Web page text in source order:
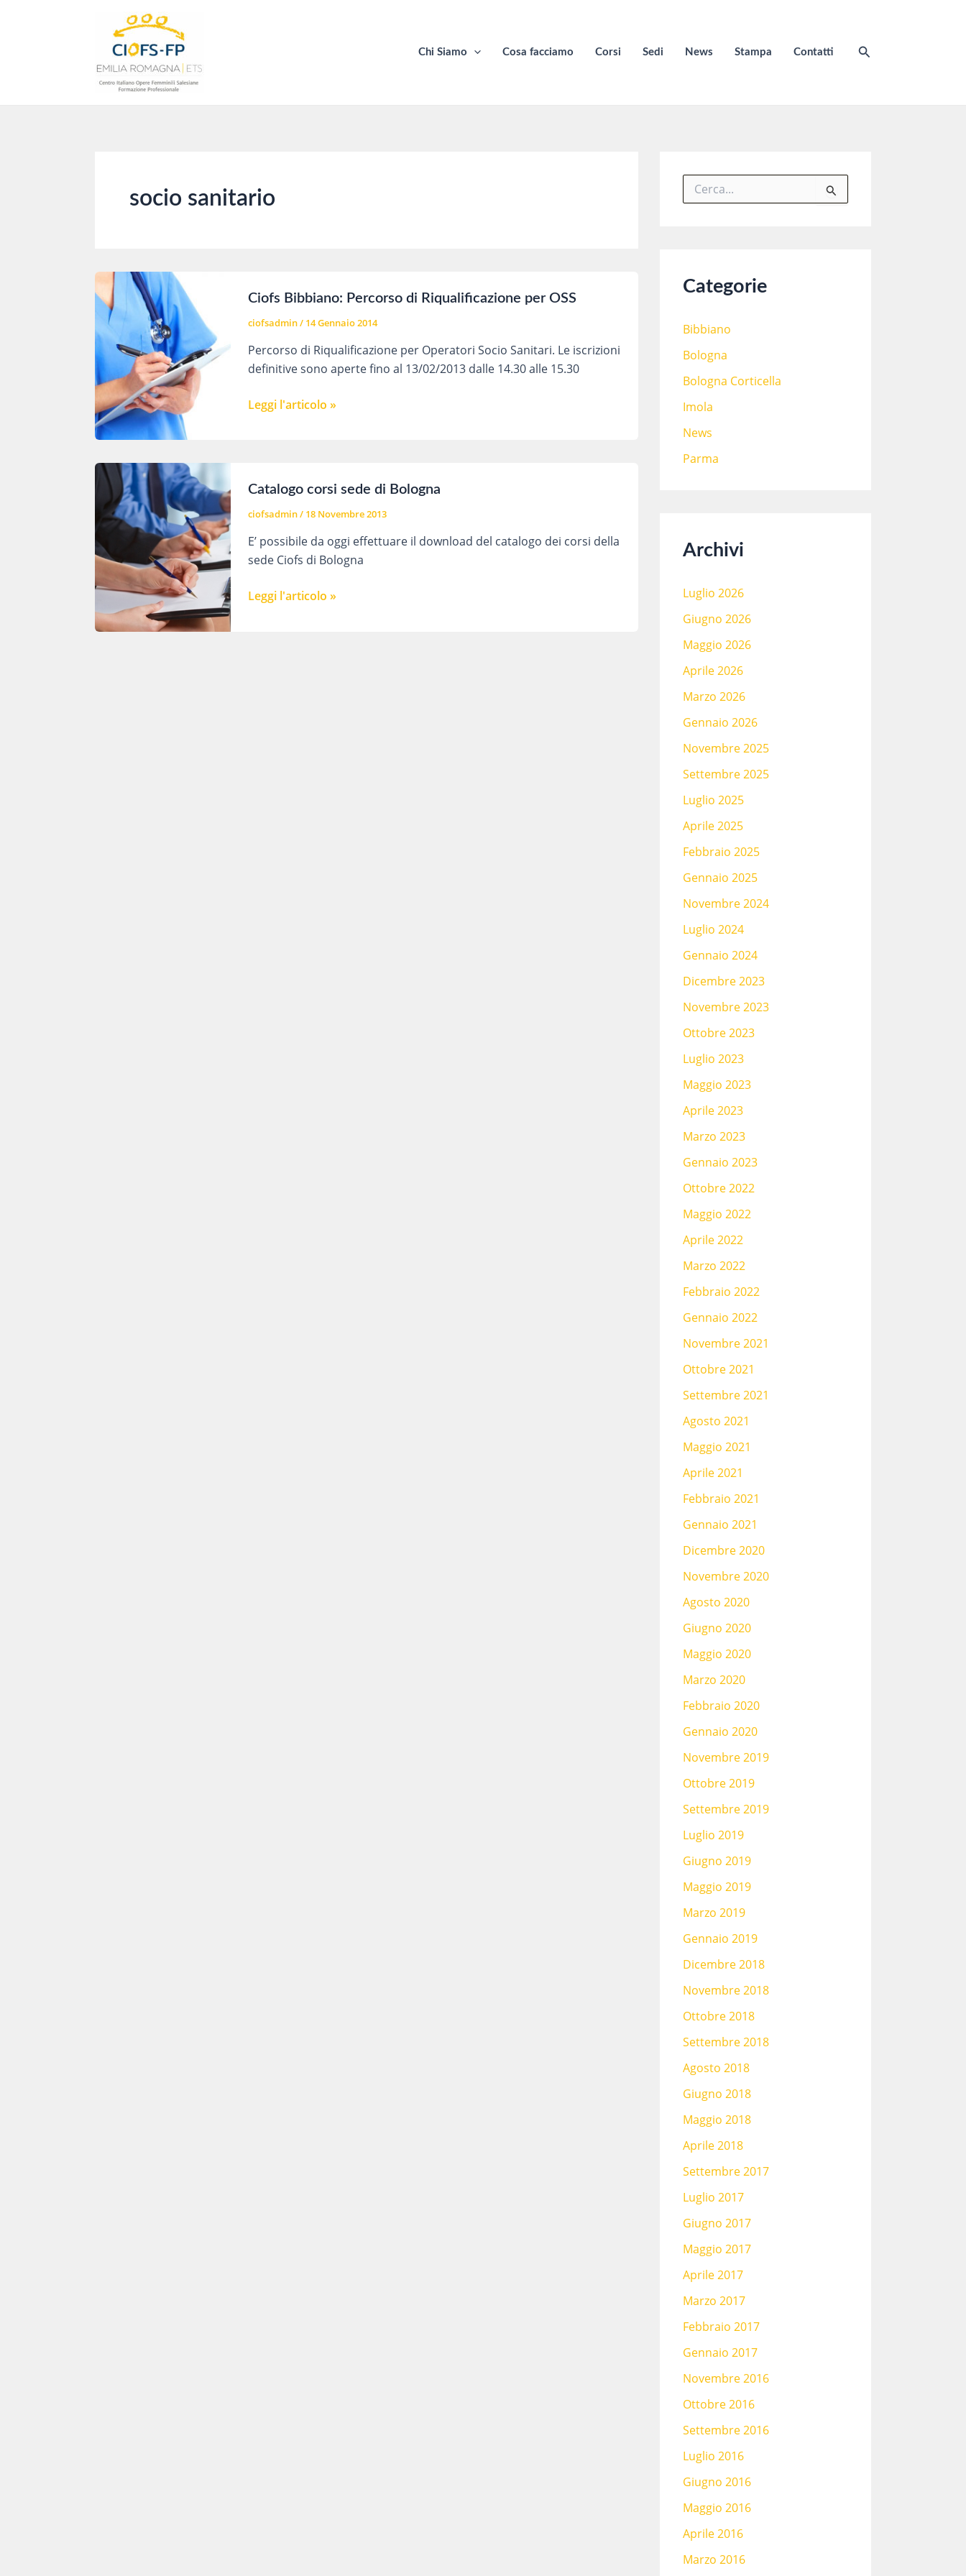
Chi Siamo Cosa facciamo Corsi Sedi News Stampa Contatti Cerca
socio sanitario
Ciofs Bibbiano: Percorso di Riqualificazione per OSS
ciofsadmin/ 14 Gennaio 2014
Percorso di Riqualificazione per Operatori Socio Sanitari. Le iscrizioni
definitive sono aperte fino al 13/02/2013 dalle 14.30 alle 15.30
Ciofs
per
OSS
Leggi l'articolo »
Catalogo corsi sede di Bologna
ciofsadmin/ 18 Novembre 2013
E’ possibile da oggi effettuare il download del catalogo dei corsi della
sede Ciofs di Bologna
Catalogo
Leggi l'articolo »
C
Categorie
Bibbiano
Bologna
Bologna Corticella
Imola
News
Parma
Archivi
Luglio 2026
Giugno 2026
Maggio 2026
Aprile 2026
Marzo 2026
Gennaio 2026
Novembre 2025
Settembre 2025
Luglio 2025
Aprile 2025
Febbraio 2025
Gennaio 2025
Novembre 2024
Luglio 2024
Gennaio 2024
Dicembre 2023
Novembre 2023
Ottobre 2023
Luglio 2023
Maggio 2023
Aprile 2023
Marzo 2023
Gennaio 2023
Ottobre 2022
Maggio 2022
Aprile 2022
Marzo 2022
Febbraio 2022
Gennaio 2022
Novembre 2021
Ottobre 2021
Settembre 2021
Agosto 2021
Maggio 2021
Aprile 2021
Febbraio 2021
Gennaio 2021
Dicembre 2020
Novembre 2020
Agosto 2020
Giugno 2020
Maggio 2020
Marzo 2020
Febbraio 2020
Gennaio 2020
Novembre 2019
Ottobre 2019
Settembre 2019
Luglio 2019
Giugno 2019
Maggio 2019
Marzo 2019
Gennaio 2019
Dicembre 2018
Novembre 2018
Ottobre 2018
Settembre 2018
Agosto 2018
Giugno 2018
Maggio 2018
Aprile 2018
Settembre 2017
Luglio 2017
Giugno 2017
Maggio 2017
Aprile 2017
Marzo 2017
Febbraio 2017
Gennaio 2017
Novembre 2016
Ottobre 2016
Settembre 2016
Luglio 2016
Giugno 2016
Maggio 2016
Aprile 2016
Marzo 2016